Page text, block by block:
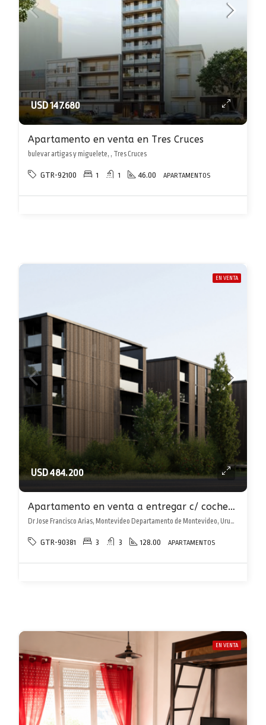
USD 147.680
Apartamento en venta en Tres Cruces
bulevar artigas y miguelete, , Tres Cruces
GTR-92100 1 1 46.00 APARTAMENTOS
EN VENTA
USD 484.200
Apartamento en venta a entregar c/ cochera doble en Carrasco Norte! excepcional
Dr Jose Francisco Arias, Montevideo Departamento de Montevideo, Uruguay, , Carrasco Norte
GTR-90381 3 3 128.00 APARTAMENTOS
EN VENTA